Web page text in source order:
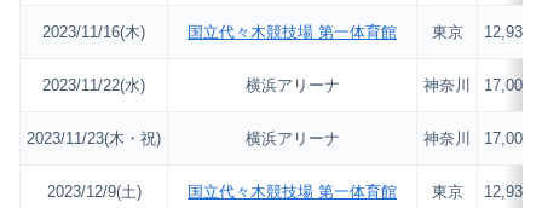
2023/11/16(木) 国立代々木競技場 第一体育館 東京 12,934
2023/11/22(水) 横浜アリーナ 神奈川 17,000
2023/11/23(木・祝) 横浜アリーナ 神奈川 17,000
2023/12/9(土) 国立代々木競技場 第一体育館 東京 12,934